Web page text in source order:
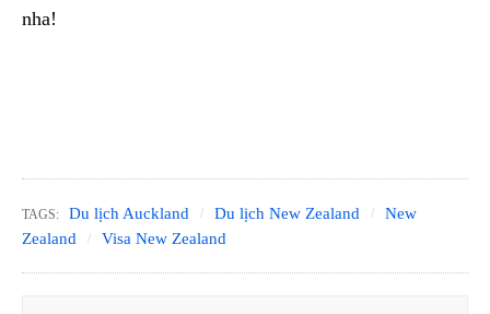
nha!
TAGS: Du lịch Auckland Du lịch New Zealand
New
Zealand
Visa New Zealand